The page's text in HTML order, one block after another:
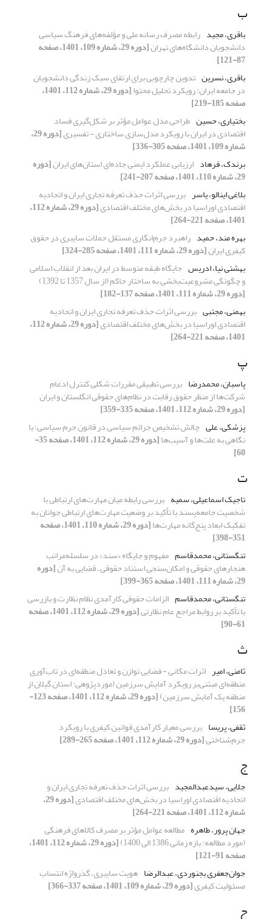
ب
باقری، مجید رابطه مصرف رسانه ملی و مؤلفه‌های فرهنگ سیاسی
دانشجویان دانشگاه‌های تهران [دوره 29، شماره 109، 1401، صفحه
87-121]
باقری، نسرین تدوین چارچوبی برای ارتقای سبک زندگی دانشجویان
در جامعه ایران: رویکرد تحلیل محتوا [دوره 29، شماره 112، 1401،
صفحه 185-219]
بختیاری، حسین طراحی مدل عوامل مؤثر بر شکل‌گیری فساد
اقتصادی در ایران با رویکرد مدل‌سازی ساختاری - تفسیری [دوره 29،
شماره 109، 1401، صفحه 305-336]
برندک، فرهاد ارزیابی عملکرد ایمنی جاده‌ای استان‌های ایران[دوره
29، شماره 110، 1401، صفحه 207-241]
بلاغی اینالو، یاسر بررسی اثرات حذف تعرفه‌ تجاری ایران و اتحادیه
اقتصادی اوراسیا در بخش‌های مختلف اقتصادی [دوره 29، شماره 112،
1401، صفحه 221-264]
بهره مند، حمید راهبرد جرم‌انگاری مستقل حملات سایبری در حقوق
کیفری ایران[دوره 29، شماره 111، 1401، صفحه 285-324]
بهشتی نیا، ادریس جایگاه طبقه متوسط در ایران بعد از انقلاب اسلامی
و چگونگی مشروعیت‌بخشی به ساختار حاکم (از سال 1357 تا 1392)
[دوره 29، شماره 111، 1401، صفحه 137-182]
بهمنی، مجتبی بررسی اثرات حذف تعرفه‌ تجاری ایران و اتحادیه
اقتصادی اوراسیا در بخش‌های مختلف اقتصادی [دوره 29، شماره 112،
1401، صفحه 221-264]
پ
پاسبان، محمدرضا بررسی تطبیقی مقررات شکلی کنترل ادغام
شرکت‌ها از منظر حقوق رقابت در نظام‌های حقوقی انگلستان و ایران
[دوره 29، شماره 112، 1401، صفحه 335-359]
پزشکی، علی چالش تشخیص جرائم سیاسی در قانون جرم سیاسی؛ با
نگاهی به علت‌ها و آسیب‌ها [دوره 29، شماره 112، 1401، صفحه 35-
60]
ت
تاجیک اسماعیلی، سمیه بررسی رابطه میان مهارت‌های ارتباطی با
شخصیت جامعه‌پسند با تأکید بر وضعیت مهارت‌های ارتباطی جوانان به
تفکیک ابعاد پنج‌گانه مهارت‌ها [دوره 29، شماره 110، 1401، صفحه
351-398]
تنگستانی، محمدقاسم مفهوم و جایگاه «سند» در سلسله‌‌‌‌‌مراتب
هنجارهای حقوقی و امکان‌‌‌‌‌سنجی استناد حقوقی ـ قضایی به آن[دوره
29، شماره 111، 1401، صفحه 365-399]
تنگستانی، محمدقاسم الزامات حقوقی کارآمدی نظام نظارت و بازرسی
با تأکید بر روابط مراجع عام نظارتی [دوره 29، شماره 112، 1401، صفحه
61-90]
ث
ثامنی، امیر اثرات مکانی - فضایی توازن و تعادل منطقه‌ای در تاب‌آوری
منطقه‌ای مبتنی‌بر رویکرد آمایش سرزمین (مورد‌پژوهی: استان گیلان از
منطقه یک آمایش سرزمین) [دوره 29، شماره 112، 1401، صفحه 123-
156]
ثقفی، پریسا بررسی معیار کارآمدی قوانین کیفری با رویکرد
جرم‌شناختی[دوره 29، شماره 112، 1401، صفحه 265-289]
ج
جلایی، سید‌عبدالمجید بررسی اثرات حذف تعرفه‌ تجاری ایران و
اتحادیه اقتصادی اوراسیا در بخش‌های مختلف اقتصادی [دوره 29،
شماره 112، 1401، صفحه 221-264]
جهان پرور، طاهره مطالعه عوامل مؤثر بر مصرف کالاهای فرهنگی
(مورد مطالعه: بازه زمانی 1386 الی 1400) [دوره 29، شماره 112، 1401،
صفحه 91-121]
جوان‌جعفری بجنوردی، عبدالرضا هویت سایبری، گذرواژه انتساب
مسئولیت کیفری[دوره 29، شماره 109، 1401، صفحه 337-366]
ح